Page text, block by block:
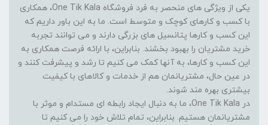
یکی از ویژگی های منحصر به فرد فروشگاه One Tik Kala، همکاری
با کسب و کارهای کوچک و متوسط است. ما به این باور داریم که
این کسب و کارها پتانسیل های بزرگی دارند و می توانند تجربه
خرید مشتریان را بهبود بخشند. بنابراین، با ارائه فرصت همکاری به
این کسب و کارها، به آنها کمک می کنیم تا رشد و پیشرفت کنند و
در عین حال، مشتریانمان هم از خدمات و کالاهای با کیفیت
بیشتری بهره مند شوند.
در One Tik Kala، ما به دنبال ایجاد رابطه ای مستدام و موثر با
مشتریانمان هستیم. بنابراین، تمام تلاش خود را می کنیم تا